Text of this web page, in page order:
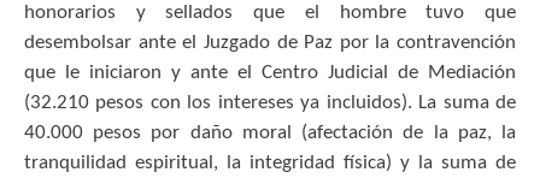
honorarios y sellados que el hombre tuvo que
desembolsar ante el Juzgado de Paz por la contravención
que le iniciaron y ante el Centro Judicial de Mediación
(32.210 pesos con los intereses ya incluidos). La suma de
40.000 pesos por daño moral (afectación de la paz, la
tranquilidad espiritual, la integridad física) y la suma de